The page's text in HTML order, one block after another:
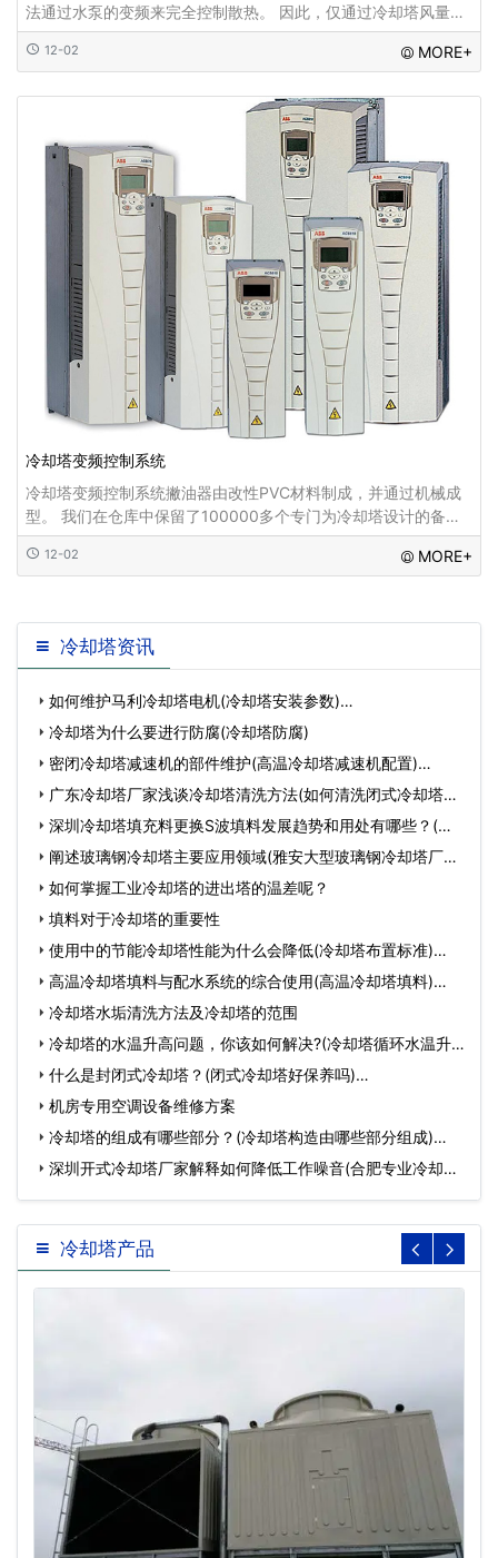
法通过水泵的变频来完全控制散热。 因此，仅通过冷却塔风量的
组合来控制散热，即仅通过控制风量的组合(控制风扇的启动和停
止或运行速度)就可以实现水温的精确调
12-02 MORE+
冷却塔变频控制系统
冷却塔变频控制系统撇油器由改性PVC材料制成，并通过机械成
型。 我们在仓库中保留了100000多个专门为冷却塔设计的备
件。 这些零件也可用于替换其他冷却塔。 提供最优惠的价格和快
速的交付
12-02 MORE+
冷却塔资讯
如何维护马利冷却塔电机(冷却塔安装参数)…
冷却塔为什么要进行防腐(冷却塔防腐)
密闭冷却塔减速机的部件维护(高温冷却塔减速机配置)…
广东冷却塔厂家浅谈冷却塔清洗方法(如何清洗闭式冷却塔厂
家…深圳冷却塔填充料更换S波填料发展趋势和用处有哪些？(深
圳冷…
阐述玻璃钢冷却塔主要应用领域(雅安大型玻璃钢冷却塔厂家
价…如何掌握工业冷却塔的进出塔的温差呢？
填料对于冷却塔的重要性
使用中的节能冷却塔性能为什么会降低(冷却塔布置标准)…
高温冷却塔填料与配水系统的综合使用(高温冷却塔填料)…
冷却塔水垢清洗方法及冷却塔的范围
冷却塔的水温升高问题，你该如何解决?(冷却塔循环水温升
高)…
什么是封闭式冷却塔？(闭式冷却塔好保养吗)…
机房专用空调设备维修方案
冷却塔的组成有哪些部分？(冷却塔构造由哪些部分组成)…
深圳开式冷却塔厂家解释如何降低工作噪音(合肥专业冷却塔
生…
冷却塔产品